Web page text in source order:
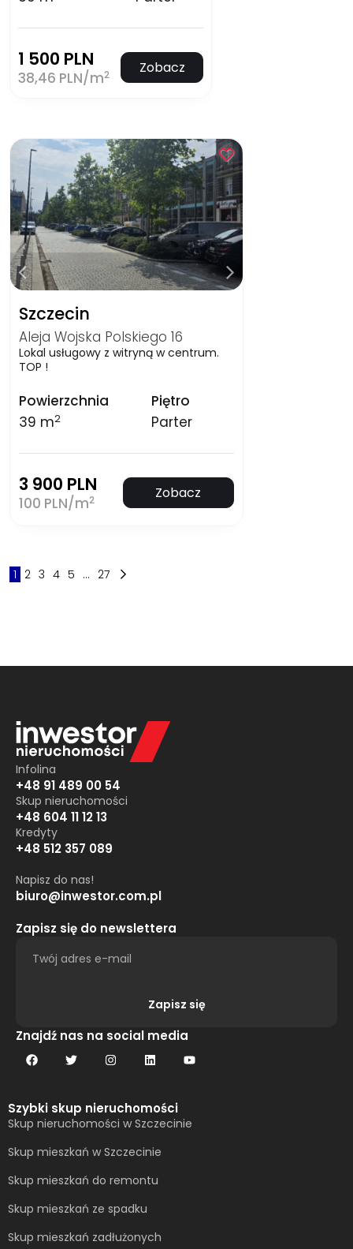
1 500 PLN
38,46 PLN/m2 Zobacz
Szczecin
Aleja Wojska Polskiego 16
Lokal usługowy z witryną w centrum.
TOP !
Powierzchnia
39 m2
Piętro
Parter
3 900 PLN
100 PLN/m2 Zobacz
1 2 3 4 5 ... 27
Infolina
+48 91 489 00 54
Skup nieruchomości
+48 604 11 12 13
Kredyty
+48 512 357 089
Napisz do nas!
biuro@inwestor.com.pl
Zapisz się do newslettera
Zapisz się
Alternative:
Znajdź nas na social media
Szybki skup nieruchomości
Skup nieruchomości w Szczecinie
Skup mieszkań w Szczecinie
Skup mieszkań do remontu
Skup mieszkań ze spadku
Skup mieszkań zadłużonych